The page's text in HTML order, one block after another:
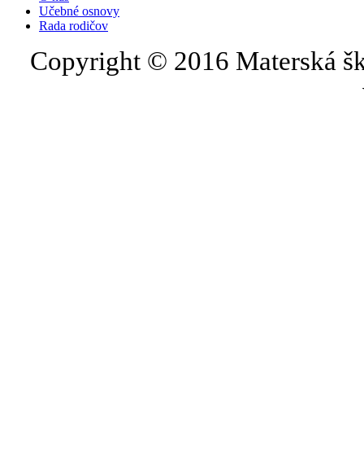
Učebné osnovy
Rada rodičov
Copyright © 2016 Materská